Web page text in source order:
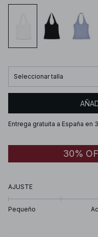
Seleccionar talla
Entrega gratuita a España
30%
AJUSTE
Pequeño